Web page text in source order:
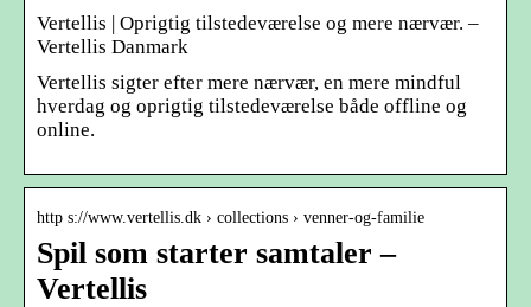
Vertellis | Oprigtig tilstedeværelse og mere nærvær. –
Vertellis Danmark
Vertellis sigter efter mere nærvær, en mere mindful
hverdag og oprigtig tilstedeværelse både offline og
online.
http s://www.vertellis.dk › collections › venner-og-familie
Spil som starter samtaler –
Vertellis